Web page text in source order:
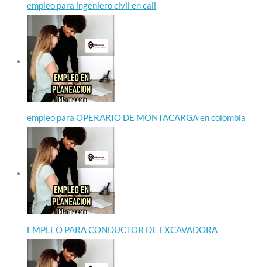
empleo para ingeniero civil en cali
empleo para OPERARIO DE MONTACARGA en colombia
EMPLEO PARA CONDUCTOR DE EXCAVADORA